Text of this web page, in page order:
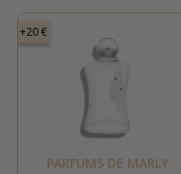
+20 €
PARFUMS DE MARLY